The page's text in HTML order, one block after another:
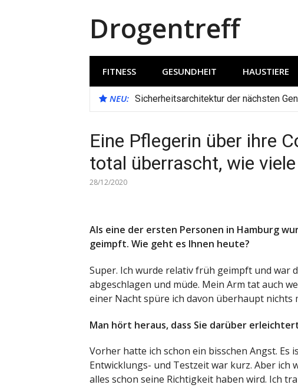
Drogentreff
FITNESS GESUNDHEIT HAUSTIERE
NEU: Sicherheitsarchitektur der nächsten
Eine Pflegerin über ihre
total überrascht, wie
28/12/2020
Als eine der ersten Personen in Hamburg
geimpft. Wie geht es Ihnen heute?
Super. Ich wurde relativ früh geimpft und war
abgeschlagen und müde. Mein Arm tat auch
einer Nacht spüre ich davon überhaupt nichts
Man hört heraus, dass Sie darüber
Vorher hatte ich schon ein bisschen Angst. Es
Entwicklungs- und Testzeit war kurz. Aber ich
alles schon seine Richtigkeit haben wird. Ich